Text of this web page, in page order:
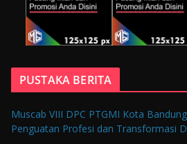
PUSTAKA BERITA
Muscab VIII DPC PTGMI Kota
Penguatan Profesi dan Transformasi